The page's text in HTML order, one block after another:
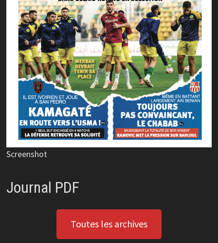
Screenshot
Journal PDF
Toutes les archives